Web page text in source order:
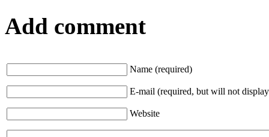
Add comment
Name (required)
E-mail (required, but will not
Website